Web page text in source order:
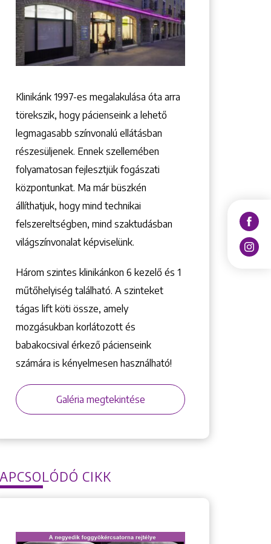
Klinikánk 1997-­es megalakulása óta arra
törekszik, hogy pácienseink a lehető
legmagasabb színvonalú ellátásban
részesüljenek. Ennek szellemében
folyamatosan fejlesztjük fogászati
központunkat. Ma már büszkén
állíthatjuk, hogy mind technikai
felszereltségben, mind szaktudásban
világszínvonalat képviselünk.
Három szintes klinikánkon 6 kezelő ­és 1
műtőhelyiség található. A szinteket
tágas lift köti össze, amely
mozgásukban korlátozott és
babakocsival érkező pácienseink
számára is kényelmesen használható!
Galéria megtekintése
CIKK